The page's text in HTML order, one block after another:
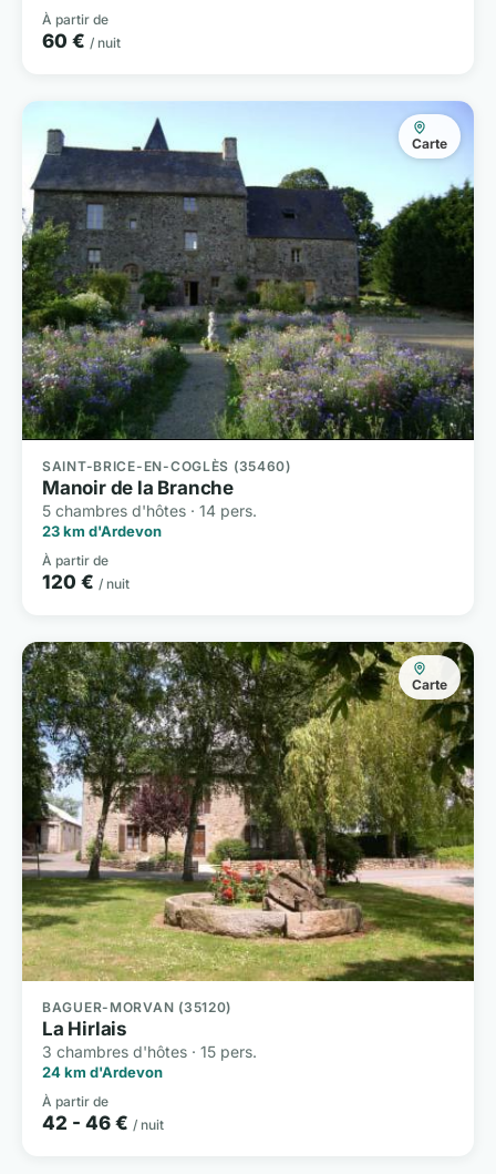
À partir de
60 € / nuit
Carte
SAINT-BRICE-EN-COGLÈS (35460)
Manoir de la Branche
5 chambres d'hôtes · 14 pers.
23 km d'Ardevon
À partir de
120 € / nuit
Carte
BAGUER-MORVAN (35120)
La Hirlais
3 chambres d'hôtes · 15 pers.
24 km d'Ardevon
À partir de
42 - 46 € / nuit